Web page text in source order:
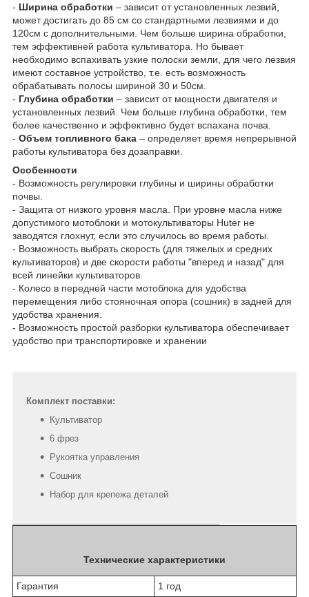
- Ширина обработки – зависит от установленных лезвий,
может достигать до 85 см со стандартными лезвиями и до
120см с дополнительными. Чем больше ширина обработки,
тем эффективней работа культиватора. Но бывает
необходимо вспахивать узкие полоски земли, для чего лезвия
имеют составное устройство, т.е. есть возможность
обрабатывать полосы шириной 30 и 50см.
- Глубина обработки – зависит от мощности двигателя и
установленных лезвий. Чем больше глубина обработки, тем
более качественно и эффективно будет вспахана почва.
- Объем топливного бака – определяет время непрерывной
работы культиватора без дозаправки.
Особенности
- Возможность регулировки глубины и ширины обработки
почвы.
- Защита от низкого уровня масла. При уровне масла ниже
допустимого мотоблоки и мотокультиваторы Huter не
заводятся глохнут, если это случилось во время работы.
- Возможность выбрать скорость (для тяжелых и средних
культиваторов) и две скорости работы "вперед и назад" для
всей линейки культиваторов.
- Колесо в передней части мотоблока для удобства
перемещения либо стояночная опора (сошник) в задней для
удобства хранения.
- Возможность простой разборки культиватора обеспечивает
удобство при транспортировке и хранении
Комплект поставки:
Культиватор
6 фрез
Рукоятка управления
Сошник
Набор для крепежа деталей
Технические характеристики
Гарантия 1 год